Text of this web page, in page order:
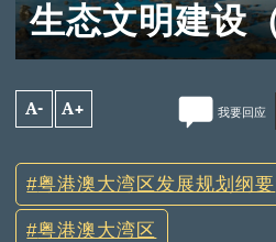
生态文明建设
A- A+ 我要回应
粤港澳大湾区发展规划纲要
粤港澳大湾区